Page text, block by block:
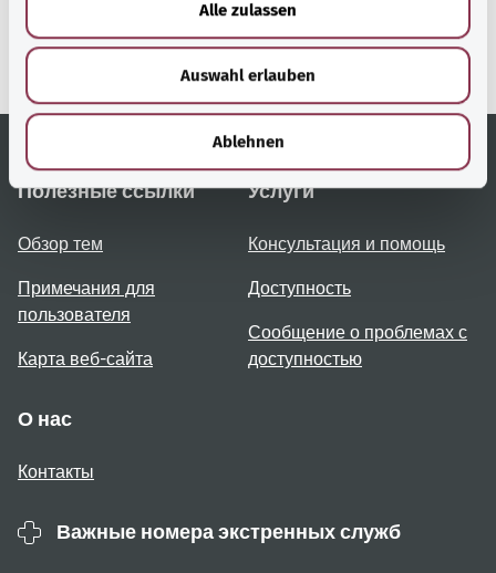
Alle zulassen
Auswahl erlauben
Ablehnen
Gesundheit (Федеральное
министерство
Полезные ссылки
Обзор тем
Примечания для
пользователя
Карта веб-сайта
Услуги
Консультация и помощь
Доступность
Сообщение о проблемах с
доступностью
О нас
Контакты
Важные номера экстренных служб